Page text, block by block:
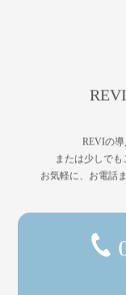
REVIの導
または少しでも
お気軽に、お電話